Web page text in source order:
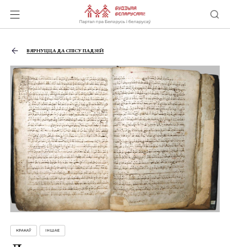
ВЯРНУЦЦА ДА СПІСУ ПАДЗЕЙ
КРАКАЎ ІНШАЕ